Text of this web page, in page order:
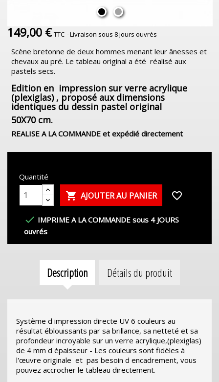
149,00 € TTC Livraison sous 8 jours ouvrés
Scène bretonne de deux hommes menant leur ânesses et
chevaux au pré. Le tableau original a été réalisé aux
pastels secs.
Edition en impression sur verre acrylique
(plexiglas) , proposé aux dimensions
identiques du dessin pastel original
50X70 cm.
REALISE A LA COMMANDE et expédié directement
Quantité
 AJOUTER AU PANIER favorite_border
 IMPRIME A LA COMMANDE sous 4 JOURS
ouvrés
Description Détails du produit
Système d impression directe UV 6 couleurs au
résultat éblouissants par sa brillance, sa netteté et sa
profondeur incroyable sur un verre acrylique,(plexiglas)
de 4 mm d épaisseur - Les couleurs sont fidèles à
l'œuvre originale et pas besoin d encadrement, vous
pouvez accrocher le tableau directement.